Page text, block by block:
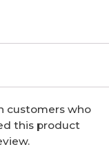
customers who
this product